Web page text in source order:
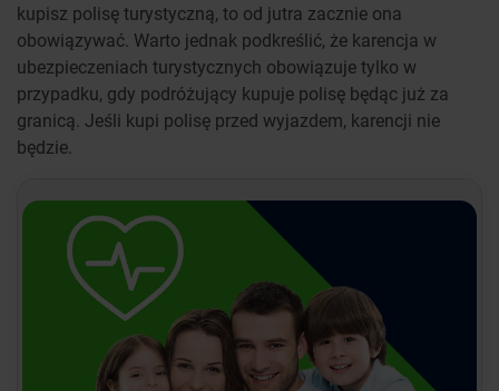
kupisz polisę turystyczną, to od jutra zacznie ona
obowiązywać. Warto jednak podkreślić, że karencja w
ubezpieczeniach turystycznych obowiązuje tylko w
przypadku, gdy podróżujący kupuje polisę będąc już za
granicą. Jeśli kupi polisę przed wyjazdem, karencji nie
będzie.